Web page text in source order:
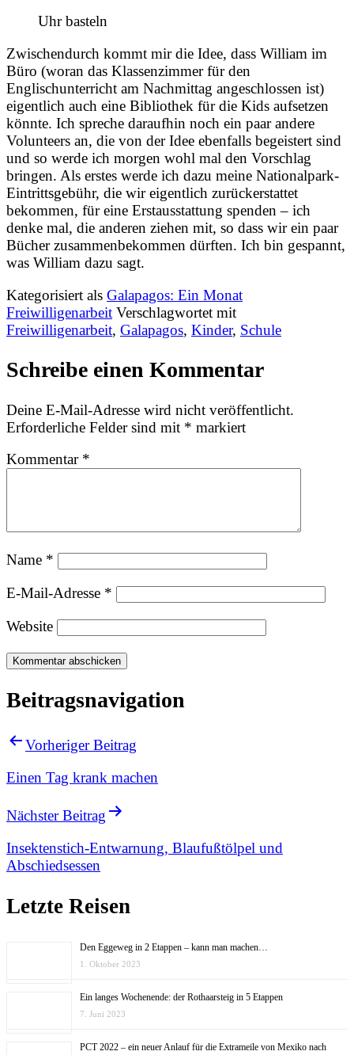
Uhr basteln
Zwischendurch kommt mir die Idee, dass William im
Büro (woran das Klassenzimmer für den
Englischunterricht am Nachmittag angeschlossen ist)
eigentlich auch eine Bibliothek für die Kids aufsetzen
könnte. Ich spreche daraufhin noch ein paar andere
Volunteers an, die von der Idee ebenfalls begeistert sind
und so werde ich morgen wohl mal den Vorschlag
bringen. Als erstes werde ich dazu meine Nationalpark-
Eintrittsgebühr, die wir eigentlich zurückerstattet
bekommen, für eine Erstausstattung spenden – ich
denke mal, die anderen ziehen mit, so dass wir ein paar
Bücher zusammenbekommen dürften. Ich bin gespannt,
was William dazu sagt.
Kategorisiert als Galapagos: Ein Monat
Freiwilligenarbeit Verschlagwortet mit
Freiwilligenarbeit, Galapagos, Kinder, Schule
Schreibe einen Kommentar
Deine E-Mail-Adresse wird nicht veröffentlicht.
Erforderliche Felder sind mit * markiert
Kommentar *
Name *
E-Mail-Adresse *
Website
Beitragsnavigation
Vorheriger Beitrag
Einen Tag krank machen
Nächster Beitrag
Insektenstich-Entwarnung, Blaufußtölpel und
Abschiedsessen
Letzte Reisen
Den Eggeweg in 2 Etappen – kann man machen…
1. Oktober 2023
Ein langes Wochenende: der Rothaarsteig in 5 Etappen
7. Juni 2023
PCT 2022 – ein neuer Anlauf für die Extrameile von Mexiko nach